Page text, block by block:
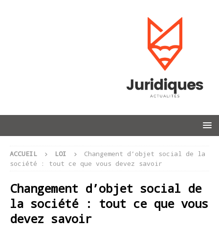
ACCUEIL LOI
Changement d’objet social de la
société : tout ce que vous devez savoir
Changement d’objet social de
la société : tout ce que vous
devez savoir